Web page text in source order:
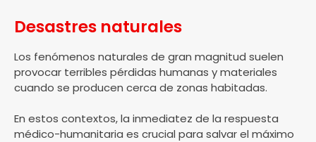
Desastres naturales
Los fenómenos naturales de gran magnitud suelen
provocar terribles pérdidas humanas y materiales
cuando se producen cerca de zonas habitadas.
En estos contextos, la inmediatez de la respuesta
médico-humanitaria es crucial para salvar el máximo